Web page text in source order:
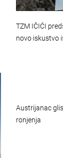
TZM IČIĆI
novo iskustvo
Austrijanac
ronjenja